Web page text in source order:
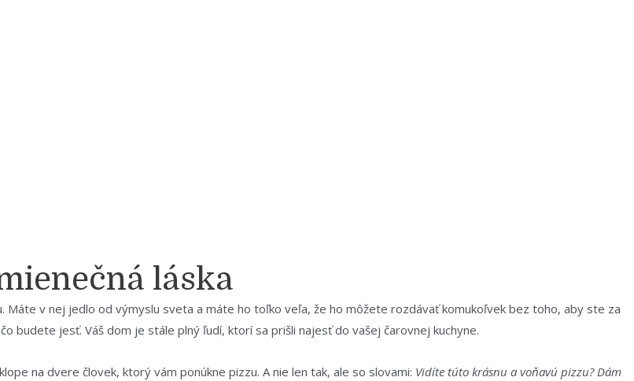
láska
Máte v nej jedlo od výmyslu sveta a máte ho toľko veľa, že ho môžete rozdávať komukoľvek bez toho, aby ste za
budete jesť. Váš dom je stále plný ľudí, ktorí sa prišli najesť do vašej čarovnej kuchyne.
na dvere človek, ktorý vám ponúkne pizzu. A nie len tak, ale so slovami: Vidíte túto krásnu a voňavú pizzu? Dám